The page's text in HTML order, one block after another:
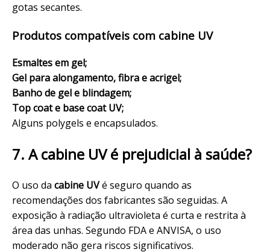
gotas secantes.
Produtos compatíveis com cabine UV
Esmaltes em gel;
Gel para alongamento, fibra e acrigel;
Banho de gel e blindagem;
Top coat e base coat UV;
Alguns polygels e encapsulados.
7. A cabine UV é prejudicial à saúde?
O uso da cabine UVé seguro quando as
recomendações dos fabricantes são seguidas. A
exposição à radiação ultravioleta é curta e restrita à
área das unhas. Segundo FDA e ANVISA, o uso
moderado não gera riscos significativos.